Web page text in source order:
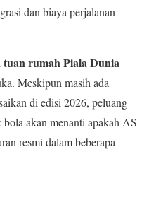
dan biaya perjalanan
tuan rumah Piala Dunia
Meskipun masih ada
di edisi 2026, peluang
akan menanti apakah AS
resmi dalam beberapa